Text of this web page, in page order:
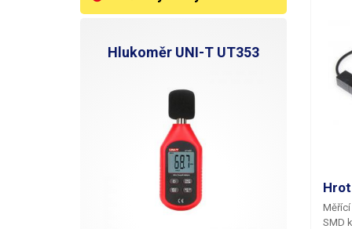
Hlukoměr UNI-T UT353
SMD